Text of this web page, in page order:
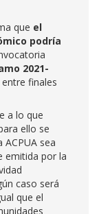
que el
podría
2021-
finales
a lo que
ello se
sea
emitida por la
caso será
que el